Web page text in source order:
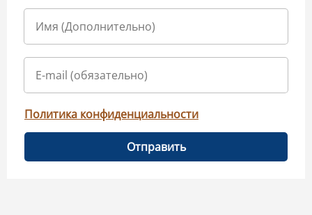
Политика конфиденциальности
Отправить